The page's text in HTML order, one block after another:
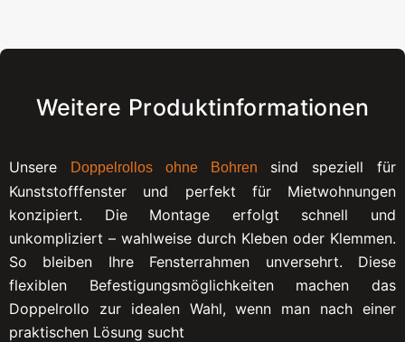
Weitere Produktinformationen
Unsere Doppelrollos ohne Bohren
sind speziell für
Kunststofffenster und perfekt für Mietwohnungen
konzipiert. Die Montage erfolgt schnell und
unkompliziert – wahlweise durch Kleben oder Klemmen.
So bleiben Ihre Fensterrahmen unversehrt. Diese
flexiblen Befestigungsmöglichkeiten machen das
Doppelrollo zur idealen Wahl, wenn man nach einer
praktischen Lösung sucht